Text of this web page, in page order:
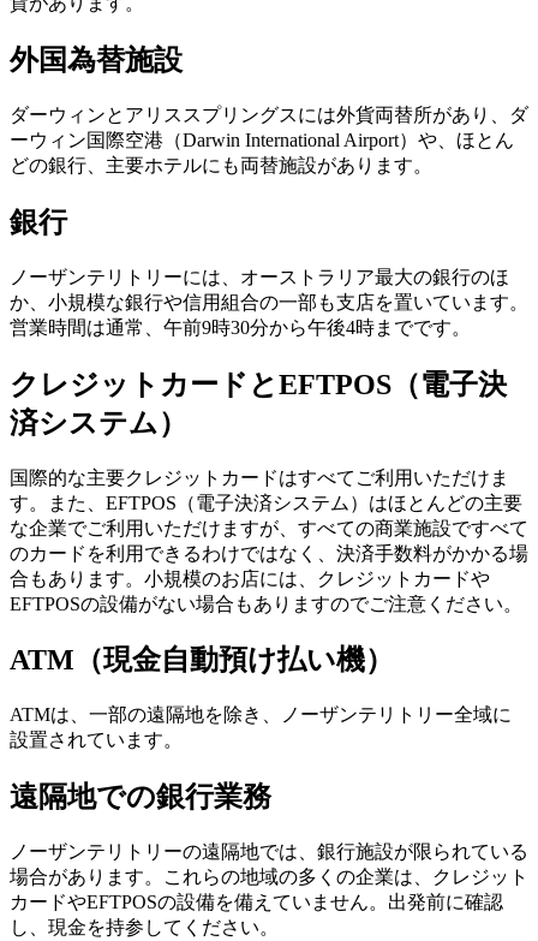
ド
ア
地
と
に
散
策
ィ
と
を
計
画
る
ー
ル
検
索:
Sign
up
外国為替施設
ダーウィンとアリススプリングスには外貨両替所があり、ダ
ーウィン国際空港（Darwin International Airport）や、ほとん
どの銀行、主要ホテルにも両替施設があります。
銀行
ノーザンテリトリーには、オーストラリア最大の銀行のほ
か、小規模な銀行や信用組合の一部も支店を置いています。
営業時間は通常、午前9時30分から午後4時までです。
クレジットカードとEFTPOS（電子決
済システム）
国際的な主要クレジットカードはすべてご利用いただけま
す。また、EFTPOS（電子決済システム）はほとんどの主要
な企業でご利用いただけますが、すべての商業施設ですべて
のカードを利用できるわけではなく、決済手数料がかかる場
合もあります。小規模のお店には、クレジットカードや
EFTPOSの設備がない場合もありますのでご注意ください。
ATM（現金自動預け払い機）
ATMは、一部の遠隔地を除き、ノーザンテリトリー全域に
設置されています。
遠隔地での銀行業務
ノーザンテリトリーの遠隔地では、銀行施設が限られている
場合があります。これらの地域の多くの企業は、クレジット
カードやEFTPOSの設備を備えていません。出発前に確認
し、現金を持参してください。